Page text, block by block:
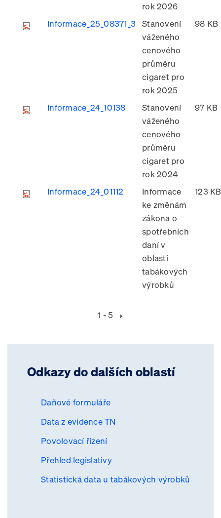
rok 2026
Informace_25_08371_3
Stanovení
váženého
cenového
průměru
cigaret pro
rok 2025
98 KB
Informace_24_10138
Stanovení
váženého
cenového
průměru
cigaret pro
rok 2024
97 KB
Informace_24_01112
Informace
ke změnám
zákona o
spotřebních
daní v
oblasti
tabákových
výrobků
123 KB
1 - 5
Odkazy do dalších oblastí
Daňové formuláře
Data z evidence TN
Povolovací řízení
Přehled legislativy
Statistická data u tabákových výrobků